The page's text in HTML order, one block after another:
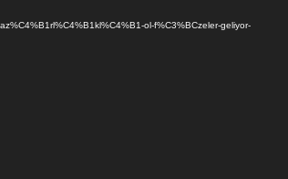
ol-f%C3%BCzeler-geliyor-